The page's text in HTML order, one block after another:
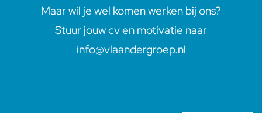
Maar wil je wel komen werken bij ons?
Stuur jouw cv en motivatie naar
info@vlaandergroep.nl